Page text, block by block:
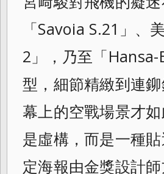
「Savoia S.21」、
2」，乃至「
型，細節精緻到連
幕上的空戰場景才
是虛構，而是一種
定海報由金獎設計